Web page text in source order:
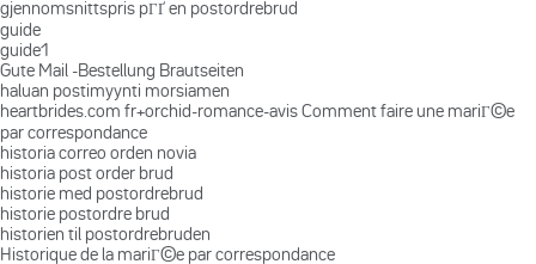
gjennomsnittspris pГҐ en postordrebrud
guide
guide1
Gute Mail -Bestellung Brautseiten
haluan postimyynti morsiamen
heartbrides.com fr+orchid-romance-avis Comment faire une mariГ©e
par correspondance
historia correo orden novia
historia post order brud
historie med postordrebrud
historie postordre brud
historien til postordrebruden
Historique de la mariГ©e par correspondance